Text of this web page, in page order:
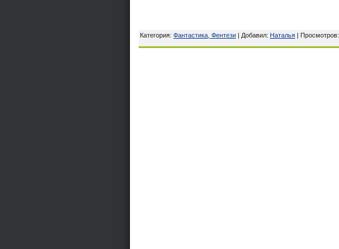
Категория: Фантастика, Фентези | Добавил: Наталья | Просмотров: